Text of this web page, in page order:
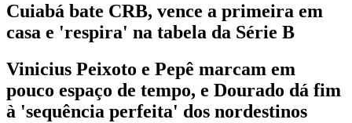
Cuiabá bate CRB, vence a primeira em
casa e 'respira' na tabela da Série B
Vinicius Peixoto e Pepê marcam em
pouco espaço de tempo, e Dourado dá fim
à 'sequência perfeita' dos nordestinos